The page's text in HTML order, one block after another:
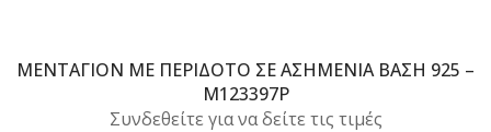
ΜΕΝΤΑΓΙΌΝ ΜΕ ΠΕΡΊΔΟΤΟ ΣΕ ΑΣΗΜΈΝΙΑ ΒΆΣΗ 925 –
M123397P
Συνδεθείτε για να δείτε τις τιμές